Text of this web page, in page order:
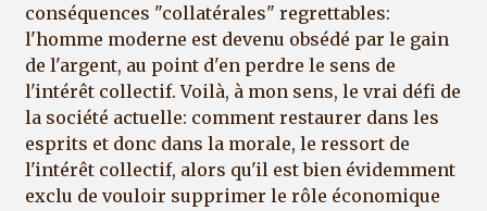
conséquences "collatérales" regrettables:
l'homme moderne est devenu obsédé par le gain
de l'argent, au point d'en perdre le sens de
l'intérêt collectif. Voilà, à mon sens, le vrai défi de
la société actuelle: comment restaurer dans les
esprits et donc dans la morale, le ressort de
l'intérêt collectif, alors qu'il est bien évidemment
exclu de vouloir supprimer le rôle économique